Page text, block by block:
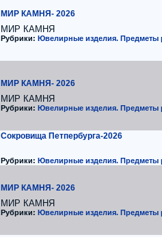
МИР КАМНЯ- 2026
МИР КАМНЯ
Рубрики: Ювелирные изделия. Предметы
МИР КАМНЯ- 2026
МИР КАМНЯ
Рубрики: Ювелирные изделия. Предметы
Сокровища Петпербурга-2026
Рубрики: Ювелирные изделия. Предметы
МИР КАМНЯ- 2026
МИР КАМНЯ
Рубрики: Ювелирные изделия. Предметы